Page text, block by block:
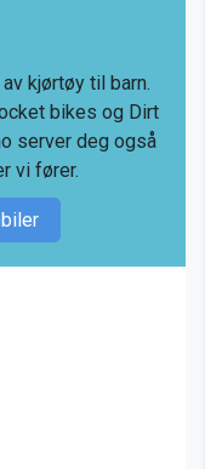
kjørtøy til barn.
bikes og Dirt
server deg også
vi fører.